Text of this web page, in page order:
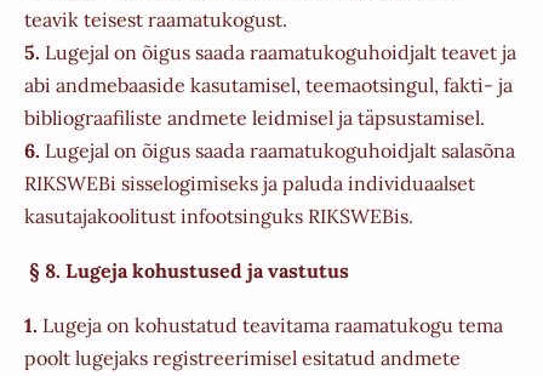
teavik teisest raamatukogust.
5. Lugejal on õigus saada raamatukoguhoidjalt teavet ja
abi andmebaaside kasutamisel, teemaotsingul, fakti- ja
bibliograafiliste andmete leidmisel ja täpsustamisel.
6. Lugejal on õigus saada raamatukoguhoidjalt salasõna
RIKSWEBi sisselogimiseks ja paluda individuaalset
kasutajakoolitust infootsinguks RIKSWEBis.
§ 8. Lugeja kohustused ja vastutus
1. Lugeja on kohustatud teavitama raamatukogu tema
poolt lugejaks registreerimisel esitatud andmete